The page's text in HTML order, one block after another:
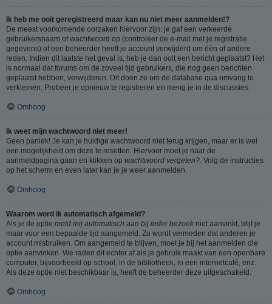
Ik heb me ooit geregistreerd maar kan nu niet meer aanmelden!?
De meest voorkomende oorzaken hiervoor zijn: je gaf een verkeerde
gebruikersnaam of wachtwoord op (controleer de e-mail met je registratie
gegevens) of een beheerder heeft je account verwijderd om één of andere
reden. Indien dit laatste het geval is, heb je dan ooit een bericht geplaatst? Het
is normaal dat forums om de zoveel tijd gebruikers, die nog geen berichten
geplaatst hebben, verwijderen. Dit doen ze om de database qua omvang te
verkleinen. Probeer je opnieuw te registreren en meng je in de discussies.
Omhoog
Ik weet mijn wachtwoord niet meer!
Geen paniek! Je kan je huidige wachtwoord niet terug krijgen, maar er is wel
een mogelijkheid om deze te resetten. Hiervoor moet je naar de
aanmeldpagina gaan en klikken op wachtwoord vergeten? . Volg de instructies
op het scherm en even later kan je je weer aanmelden.
Omhoog
Waarom word ik automatisch afgemeld?
Als je de optie meld mij automatisch aan bij ieder bezoek niet aanvinkt, blijf je
maar voor een bepaalde tijd aangemeld. Zo wordt vermeden dat anderen je
account misbruiken. Om aangemeld te blijven, moet je bij het aanmelden die
optie aanvinken. We raden dit echter af als je gebruik maakt van een openbare
computer, bijvoorbeeld op school, in de bibliotheek, in een internetcafé, enz.
Als deze optie niet beschikbaar is, heeft de beheerder deze uitgeschakeld.
Omhoog